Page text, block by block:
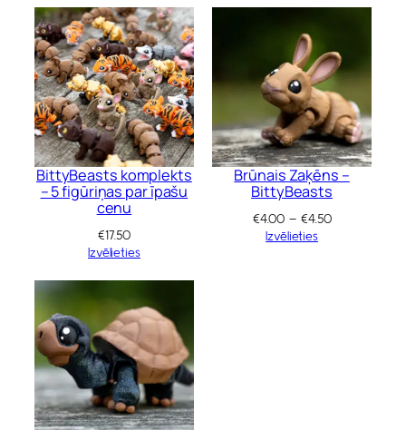
BittyBeasts komplekts
– 5 figūriņas par īpašu
cenu
€17.50
Izvēlieties
Brūnais Zaķēns –
BittyBeasts
€4.00 – €4.50Price
Izvēlieties